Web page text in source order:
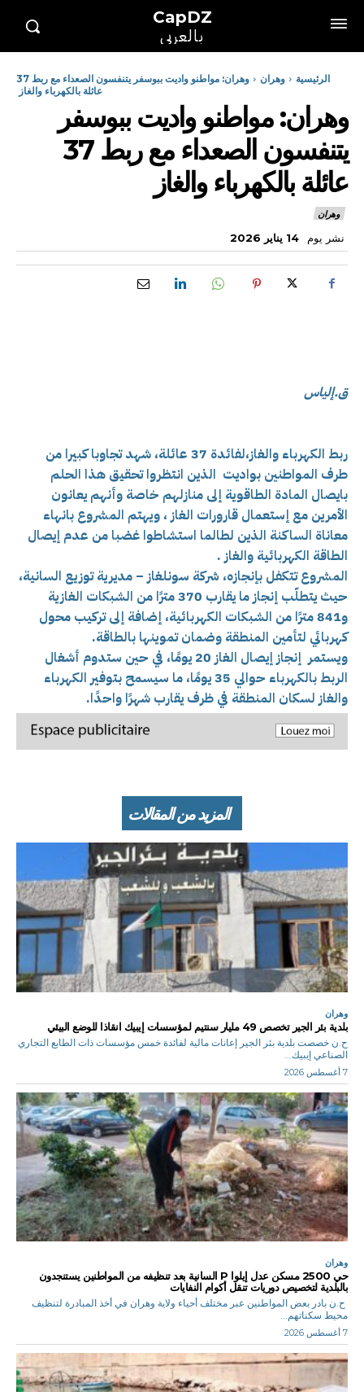
CapDZ
بالعربي
الرئيسية وهران
وهران: مواطنو واديت ببوسفر يتنفسون الصعداء مع ربط 37
عائلة بالكهرباء والغاز
وهران: مواطنو واديت ببوسفر
يتنفسون الصعداء مع ربط 37
عائلة بالكهرباء والغاز
وهران
نشر يوم 14 يناير 2026
ق.إلياس
ربط الكهرباء والغاز،لفائدة 37 عائلة، شهد تجاوبا كبيرا من
طرف المواطنين بواديت الذين انتظروا تحقيق هذا الحلم
بايصال المادة الطاقوية إلى منازلهم خاصة وأنهم يعانون
الأمرين مع إستعمال قارورات الغاز ، ويهتم المشروع بانهاء
معاناة الساكنة الذين لطالما استشاطوا غضبا من عدم إيصال
الطاقة الكهربائية والغاز .
المشروع تتكفل بإنجازه، شركة سونلغاز – مديرية توزيع السانية،
حيث يتطلّب إنجاز ما يقارب 370 مترًا من الشبكات الغازية
و841 مترًا من الشبكات الكهربائية، إضافة إلى تركيب محول
كهربائي لتأمين المنطقة وضمان تموينها بالطاقة.
ويستمر إنجاز إيصال الغاز 20 يومًا، في حين ستدوم أشغال
الربط بالكهرباء حوالي 35 يومًا، ما سيسمح بتوفير الكهرباء
والغاز لسكان المنطقة في ظرف يقارب شهرًا واحدًا.
المزيد من المقالات
وهران
بلدية بئر الجير تخصص 49 مليار سنتيم لمؤسسات إيبيك انقاذا للوضع البيئي
ح.ن خصصت بلدية بئر الجير إعانات مالية لفائدة خمس مؤسسات ذات الطابع التجاري
الصناعي إيبيك...
7 أغسطس 2026
وهران
حي 2500 مسكن عدل إيلوا P السانية بعد تنظيفه من المواطنين يستنجدون
بالبلدية لتخصيص دوريات تنقل أكوام النفايات
ح.ن بادر بعض المواطنين عبر مختلف أحياء ولاية وهران في أخذ المبادرة لتنظيف
محيط سكناتهم...
7 أغسطس 2026